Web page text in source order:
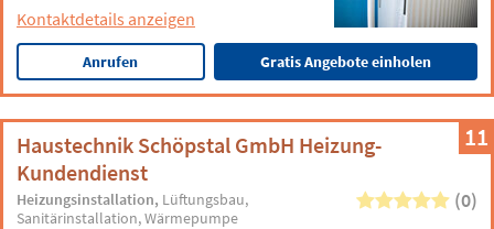
Kontaktdetails anzeigen
Anrufen Gratis Angebote einholen
11
Haustechnik Schöpstal GmbH Heizung-
Kundendienst
Heizungsinstallation Lüftungsbau
Sanitärinstallation Wärmepumpe
(0)